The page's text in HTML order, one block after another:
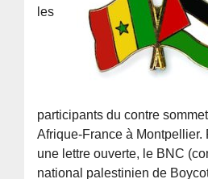
les
participants du contre sommet
Afrique-France à Montpellier.
une lettre ouverte, le BNC
national palestinien de